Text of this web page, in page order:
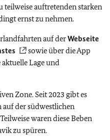
teilweise auftretenden starken
ernst zu nehmen.
auf derWebseite
sowie über die App
aktuelle Lage und
Zone. Seit 2023 gibt es
der südwestlichen
waren diese Beben
zu spüren.